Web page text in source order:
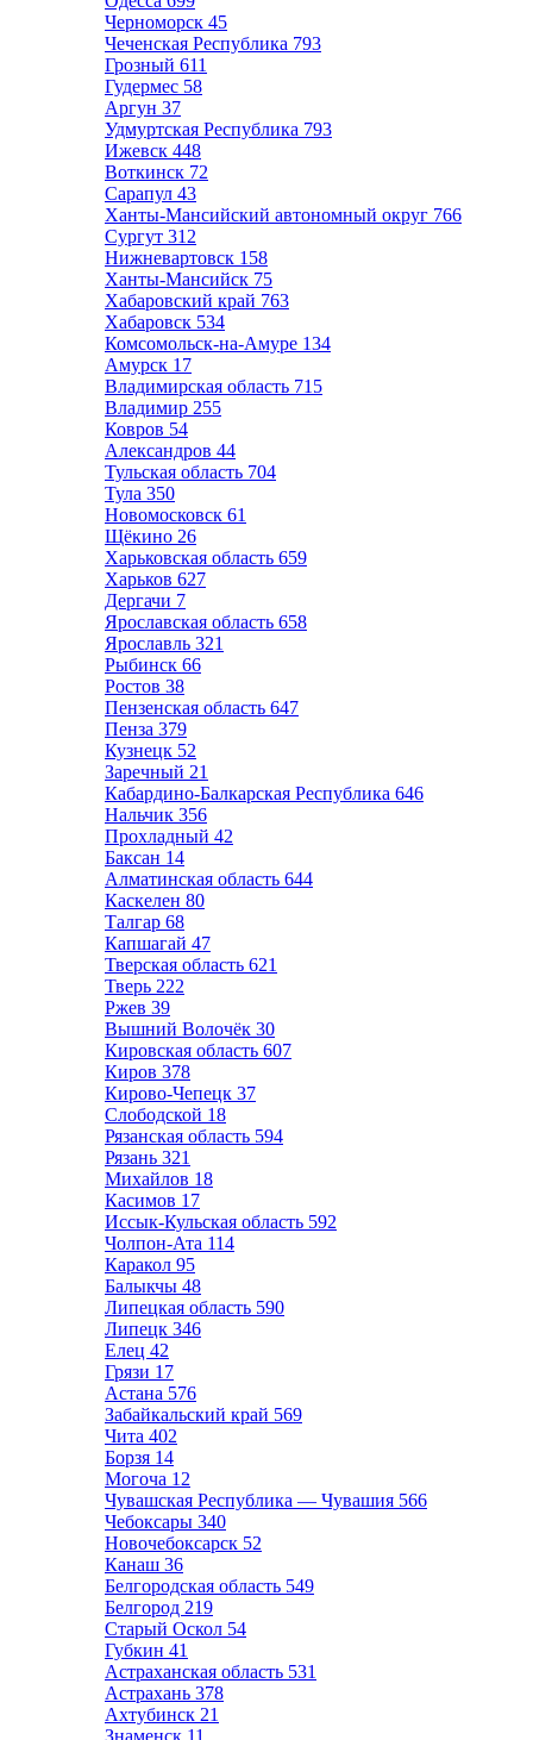
Черноморск 45
Чеченская Республика 793
Грозный 611
Гудермес 58
Аргун 37
Удмуртская Республика 793
Ижевск 448
Воткинск 72
Сарапул 43
Ханты-Мансийский автономный округ 766
Сургут 312
Нижневартовск 158
Ханты-Мансийск 75
Хабаровский край 763
Хабаровск 534
Комсомольск-на-Амуре 134
Амурск 17
Владимирская область 715
Владимир 255
Ковров 54
Александров 44
Тульская область 704
Тула 350
Новомосковск 61
Щёкино 26
Харьковская область 659
Харьков 627
Дергачи 7
Ярославская область 658
Ярославль 321
Рыбинск 66
Ростов 38
Пензенская область 647
Пенза 379
Кузнецк 52
Заречный 21
Кабардино-Балкарская Республика 646
Нальчик 356
Прохладный 42
Баксан 14
Алматинская область 644
Каскелен 80
Талгар 68
Капшагай 47
Тверская область 621
Тверь 222
Ржев 39
Вышний Волочёк 30
Кировская область 607
Киров 378
Кирово-Чепецк 37
Слободской 18
Рязанская область 594
Рязань 321
Михайлов 18
Касимов 17
Иссык-Кульская область 592
Чолпон-Ата 114
Каракол 95
Балыкчы 48
Липецкая область 590
Липецк 346
Елец 42
Грязи 17
Астана 576
Забайкальский край 569
Чита 402
Борзя 14
Могоча 12
Чувашская Республика — Чувашия 566
Чебоксары 340
Новочебоксарск 52
Канаш 36
Белгородская область 549
Белгород 219
Старый Оскол 54
Губкин 41
Астраханская область 531
Астрахань 378
Ахтубинск 21
Знаменск 11